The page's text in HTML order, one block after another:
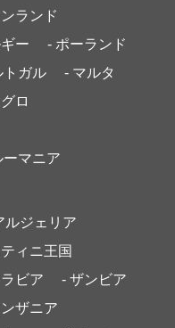
ランド
ー
- ポーランド
トガル
- マルタ
ロ
ーマニア
ルジェリア
ィニ王国
ビア
- ザンビア
ザニア